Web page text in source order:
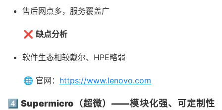
售后网点多，服务覆盖广
❌ 缺点分析
软件生态相较戴尔、HPE略弱
🌐 官网： https://www.lenovo.com
4️⃣ Supermicro（超微）——模块化强、可定制性